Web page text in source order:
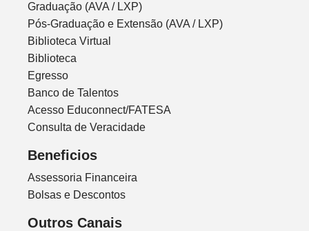
Graduação (AVA / LXP)
Pós-Graduação e Extensão (AVA / LXP)
Biblioteca Virtual
Biblioteca
Egresso
Banco de Talentos
Acesso Educonnect/FATESA
Consulta de Veracidade
Beneficios
Assessoria Financeira
Bolsas e Descontos
Outros Canais